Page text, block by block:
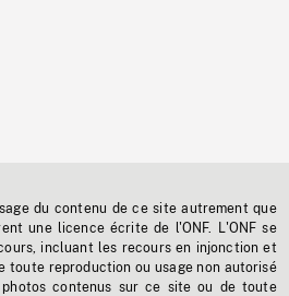
du contenu de ce site autrement que
une licence écrite de l'ONF. L'ONF se
incluant les recours en injonction et
toute reproduction ou usage non autorisé
contenus sur ce site ou de toute